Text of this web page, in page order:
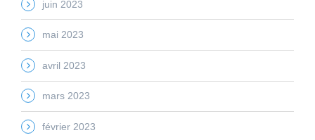
juin 2023
mai 2023
avril 2023
mars 2023
février 2023